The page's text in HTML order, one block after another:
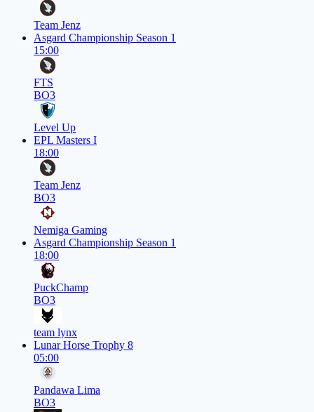
Team Jenz
Asgard Championship Season 1
15:00
FTS
BO3
Level Up
EPL Masters I
18:00
Team Jenz
BO3
Nemiga Gaming
Asgard Championship Season 1
18:00
PuckChamp
BO3
team lynx
Lunar Horse Trophy 8
05:00
Pandawa Lima
BO3